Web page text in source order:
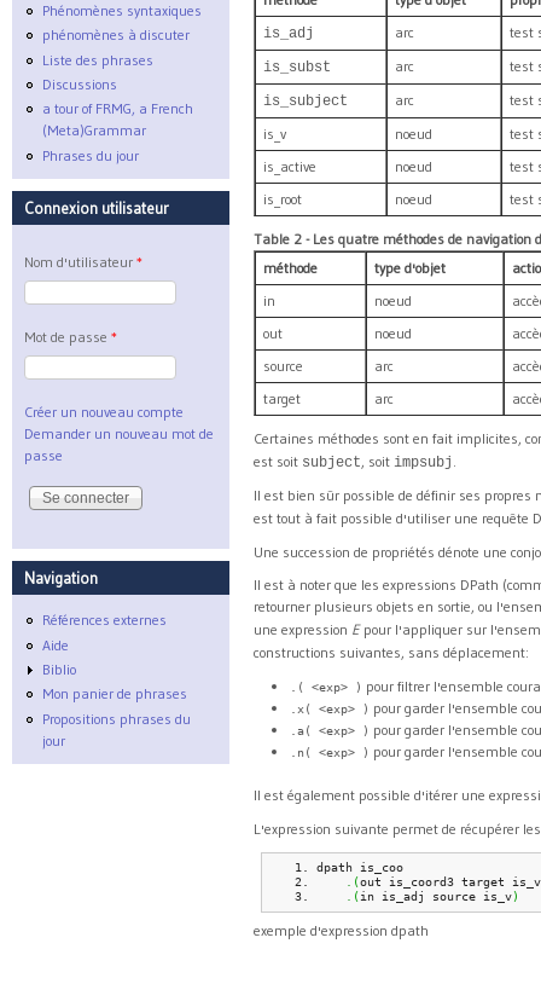
is_adj arc test
is_subst arc test
is_subject arc
test
is_v
noeud
test
is_active
noeud
test
is_root
noeud test
méthode type d'objet
Table 2 - Les quatre méthodes de navigation
in noeud
out
noeud
source
arc
target
arc
Certaines méthodes sont en fait implicites,
est soit subject, soit impsubj
Il est bien sûr possible de définir ses
est tout à fait possible d'utiliser une requête
Une succession de propriétés dénote une
Il est à noter que les expressions DPath
retourner plusieurs objets en sortie, ou
une expression Epour l'appliquer sur
constructions suivantes, sans déplacement:
.( <exp> ) pour filtrer l'ensemble
.x( <exp> ) pour garder l'ensemble
.a( <exp> ) pour garder l'ensemble
.n( <exp> ) pour garder l'ensemble
Il est également possible d'itérer une
L'expression suivante permet de récupérer
dpath
(out is_coord3 target is_v
(in is_adj source is_v)
exemple d'expression dpath
Phénomènes syntaxiques
phénomènes à discuter
Liste des phrases
Discussions
a tour of FRMG, a French
(Meta)Grammar
Phrases du jour
Connexion utilisateur
Nom d'utilisateur *
Mot de passe *
Créer un nouveau compte
Demander un nouveau mot de
passe
Navigation
Références externes
Aide
Biblio
Mon panier de phrases
Propositions phrases du
jour